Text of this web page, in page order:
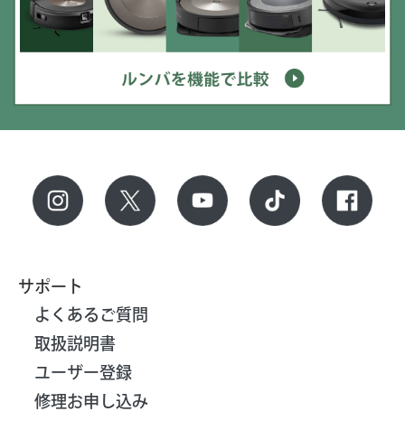
サポート
よくあるご質問
取扱説明書
ユーザー登録
修理お申し込み